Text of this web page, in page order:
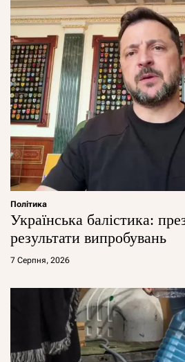
Політика
Українська балістика:
результати випробувань
7 Серпня, 2026